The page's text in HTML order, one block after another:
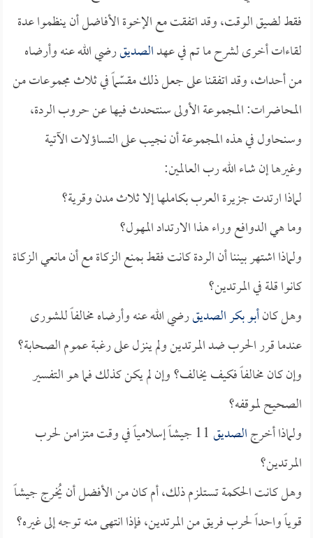
فقط لضيق الوقت، وقد اتفقت مع الإخوة الأفاضل أن ينظموا عدة
لقاءات أخرى لشرح ما تم في عهدالصديقرضي الله عنه وأرضاه
من أحداث، وقد اتفقنا على جعل ذلك مقسّماً في ثلاث مجموعات من
المحاضرات: المجموعة الأولى سنتحدث فيها عن حروب الردة،
وسنحاول في هذه المجموعة أن نجيب على التساؤلات الآتية
وغيرها إن شاء الله رب العالمين:
لماذا ارتدت جزيرة العرب بكاملها إلا ثلاث مدن وقرية؟
وما هي الدوافع وراء هذا الارتداد المهول؟
ولماذا اشتهر بيننا أن الردة كانت فقط بمنع الزكاة مع أن مانعي الزكاة
كانوا قلة في المرتدين؟
وهل كانأبو بكر الصديقرضي الله عنه وأرضاه مخالفاً للشورى
عندما قرر الحرب ضد المرتدين ولم ينزل على رغبة عموم الصحابة؟
وإن كان مخالفاً فكيف يخالف؟ وإن لم يكن كذلك فما هو التفسير
الصحيح لموقفه؟
ولماذا أخرجالصديق
11 جيشاً إسلامياً في وقت متزامن لحرب
المرتدين؟
وهل كانت الحكمة تستلزم ذلك، أم كان من الأفضل أن يُخرج جيشاً
قوياً واحداً لحرب فريق من المرتدين، فإذا انتهى منه توجه إلى غيره؟